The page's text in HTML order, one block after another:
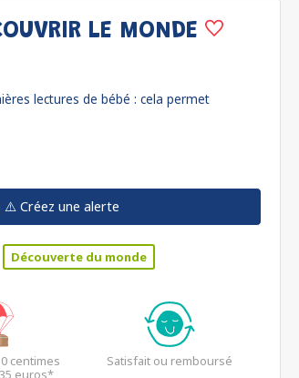
LE MONDE
lectures de bébé : cela permet
⚠️ Créez une alerte
Découverte du monde
centimes
euros*
Satisfait ou remboursé